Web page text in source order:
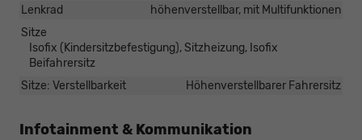
Lenkrad
höhenverstellbar, mit Multifunktionen
Sitze
Isofix (Kindersitzbefestigung), Sitzheizung, Isofix
Beifahrersitz
Sitze: Verstellbarkeit
Höhenverstellbarer Fahrersitz
Infotainment & Kommunikation